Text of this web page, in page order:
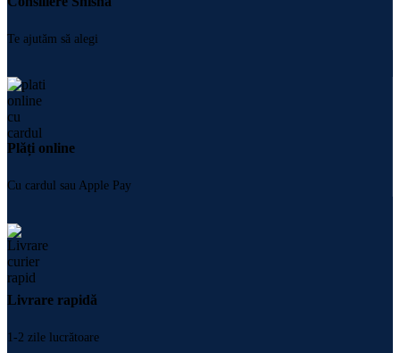
Te ajutăm să alegi
Plăți online
Cu cardul sau Apple Pay
Livrare rapidă
1-2 zile lucrătoare